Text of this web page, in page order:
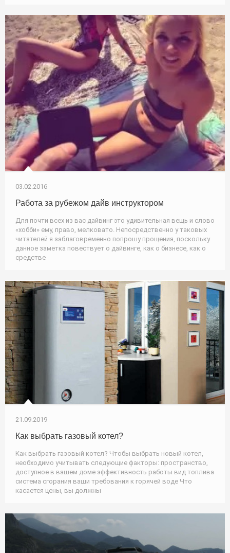
03.02.2016
Работа за рубежом дайв инструктором
Для почти всех из вас дайвинг это удивительная вещь и слово
«хобби» ему, право, мелковато. Непосредственно у таковых
читателей я заблаговременно попрошу прощения, поскольку
данное заметка повествует о дайвинге, как о бизнесе, как о
средстве
21.09.2019
Как выбрать газовый котел?
Как выбрать газовый котел? Чтобы выбрать новый котел,
необходимо учитывать следующие факторы: пространство,
доступное в вашем доме эффективность работы вид топлива
система сгорания ваши требования к горячей воде Что
касается цены, вы должны